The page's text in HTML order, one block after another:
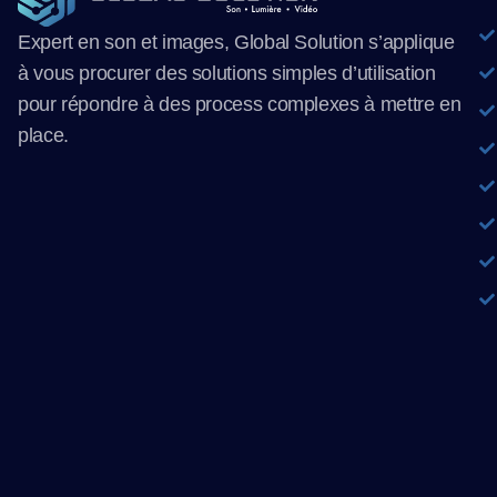
Expert en son et images, Global Solution s’applique
à vous procurer des solutions simples d’utilisation
pour répondre à des process complexes à mettre en
place.